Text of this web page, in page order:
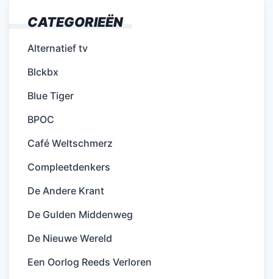
CATEGORIEËN
Alternatief tv
Blckbx
Blue Tiger
BPOC
Café Weltschmerz
Compleetdenkers
De Andere Krant
De Gulden Middenweg
De Nieuwe Wereld
Een Oorlog Reeds Verloren